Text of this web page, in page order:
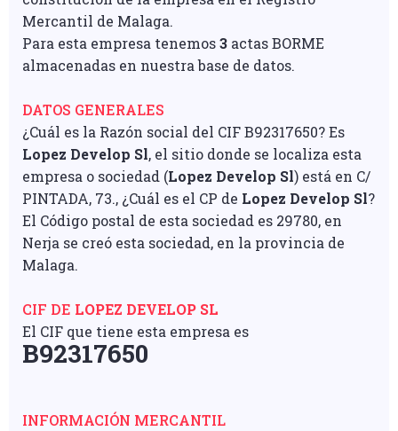
Mercantil de Malaga.
Para esta empresa tenemos3 actas BORME
almacenadas en nuestra base de datos.
DATOS GENERALES
¿Cuál es la Razón social del CIF B92317650? Es
Lopez Develop Sl, el sitio donde se localiza esta
empresa o sociedad (Lopez Develop Sl) está en C/
PINTADA, 73., ¿Cuál es el CP de Lopez Develop Sl?
El Código postal de esta sociedad es 29780, en
Nerja se creó esta sociedad, en la provincia de
Malaga.
CIF DE LOPEZ DEVELOP SL
El CIF que tiene esta empresa es
B92317650
INFORMACIÓN MERCANTIL